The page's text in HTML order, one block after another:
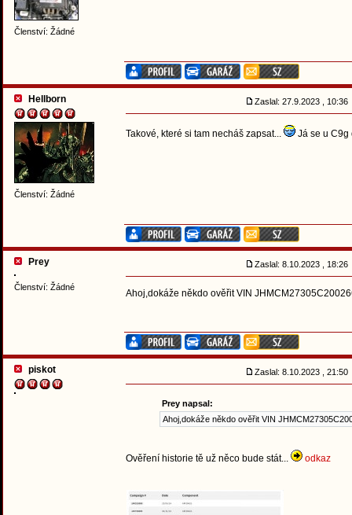
Členství: Žádné
Hellborn
Členství: Žádné
Zaslal: 27.9.2023 , 10:36
Takové, které si tam necháš zapsat... Já se u C9g
Prey
Členství: Žádné
Zaslal: 8.10.2023 , 18:26
Ahoj,dokáže někdo ověřit VIN
piskot Zaslal: 8.10.2023 , 21:50
Prey napsal:
Ahoj,dokáže někdo ověřit VIN
Ověření historie tě už něco bude stát... odkaz